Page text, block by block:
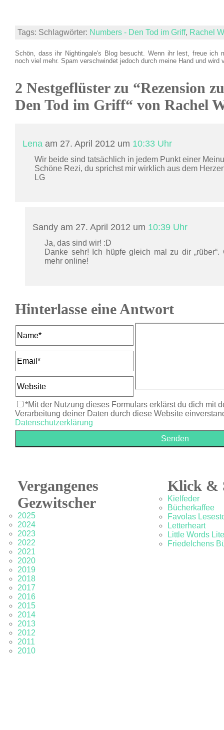
Tags: Schlagwörter: Numbers - Den Tod im Griff, Rachel
Schön, dass ihr Nightingale's Blog besucht. Wenn ihr lest, freue ich
noch viel mehr. Spam verschwindet jedoch durch meine Hand und wird
2 Nestgeflüster zu “Rezension
Den Tod im Griff“ von Rachel
Lena am 27. April 2012 um 10:33 Uhr
Wir beide sind tatsächlich in jedem Punkt einer
Schöne Rezi, du sprichst mir wirklich aus dem
LG
Sandy am 27. April 2012 um 10:39 Uhr
Ja, das sind wir! :D
Danke sehr! Ich hüpfe gleich mal zu dir
mehr online!
Hinterlasse eine Antwort
*Mit der Nutzung dieses Formulars erklärst du dich mit
Verarbeitung deiner Daten durch diese Website
Datenschutzerklärung
Vergangenes
Gezwitscher
2025
2024
2023
2022
2021
2020
2019
2018
2017
2016
2015
2014
2013
2012
2011
2010
Klick &
Kielfeder
Bücherkaffee
Favolas
Letterheart
Little Words
Friedelchens